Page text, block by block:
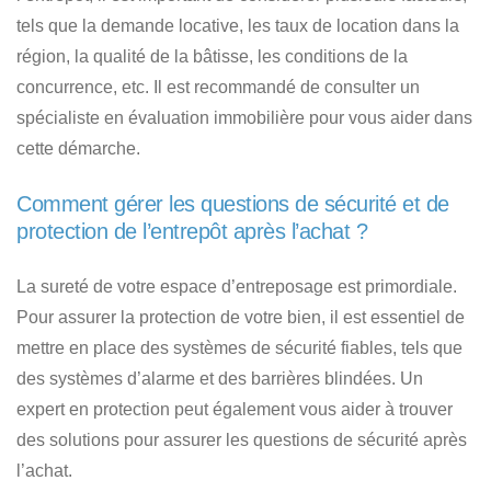
tels que la demande locative, les taux de location dans la
région, la qualité de la bâtisse, les conditions de la
concurrence, etc. Il est recommandé de consulter un
spécialiste en évaluation immobilière pour vous aider dans
cette démarche.
Comment gérer les questions de sécurité et de
protection de l’entrepôt après l’achat ?
La sureté de votre espace d’entreposage est primordiale.
Pour assurer la protection de votre bien, il est essentiel de
mettre en place des systèmes de sécurité fiables, tels que
des systèmes d’alarme et des barrières blindées. Un
expert en protection peut également vous aider à trouver
des solutions pour assurer les questions de sécurité après
l’achat.